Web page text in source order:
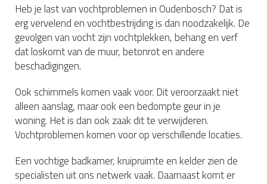
Heb je last van vochtproblemen in Oudenbosch? Dat is
erg vervelend en vochtbestrijding is dan noodzakelijk. De
gevolgen van vocht zijn vochtplekken, behang en verf
dat loskomt van de muur, betonrot en andere
beschadigingen.
Ook schimmels komen vaak voor. Dit veroorzaakt niet
alleen aanslag, maar ook een bedompte geur in je
woning. Het is dan ook zaak dit te verwijderen.
Vochtproblemen komen voor op verschillende locaties.
Een vochtige badkamer, kruipruimte en kelder zien de
specialisten uit ons netwerk vaak. Daarnaast komt er